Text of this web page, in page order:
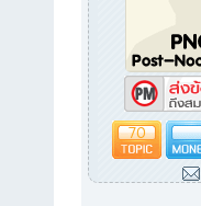
70